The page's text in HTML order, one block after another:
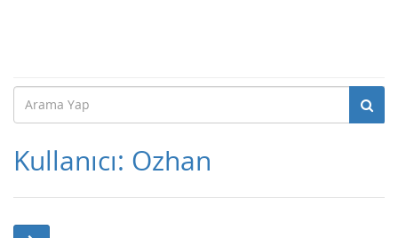
Kullanıcı: Ozhan